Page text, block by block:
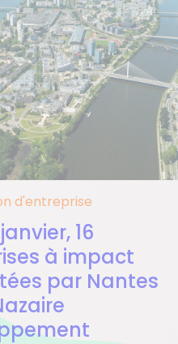
d'entreprise
16
à impact
par Nantes